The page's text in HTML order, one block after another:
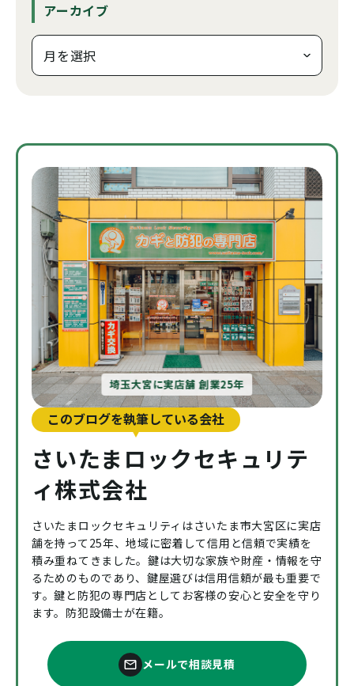
アーカイブ
埼玉大宮に実店舗 創業25年
このブログを執筆している会社
さいたまロックセキュリテ
ィ株式会社
さいたまロックセキュリティはさいたま市大宮区に実店
舗を持って25年、地域に密着して信用と信頼で実績を
積み重ねてきました。鍵は大切な家族や財産・情報を守
るためのものであり、鍵屋選びは信用信頼が最も重要で
す。鍵と防犯の専門店としてお客様の安心と安全を守り
ます。防犯設備士が在籍。
メールで相談見積